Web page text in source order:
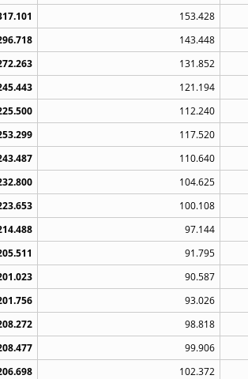
153.428
143.448
131.852
121.194
112.240
117.520
110.640
104.625
100.108
97.144
91.795
90.587
93.026
98.818
99.906
102.372